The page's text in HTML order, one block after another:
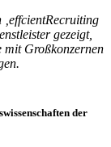
gezeigt,
mit Großkonzernen
der